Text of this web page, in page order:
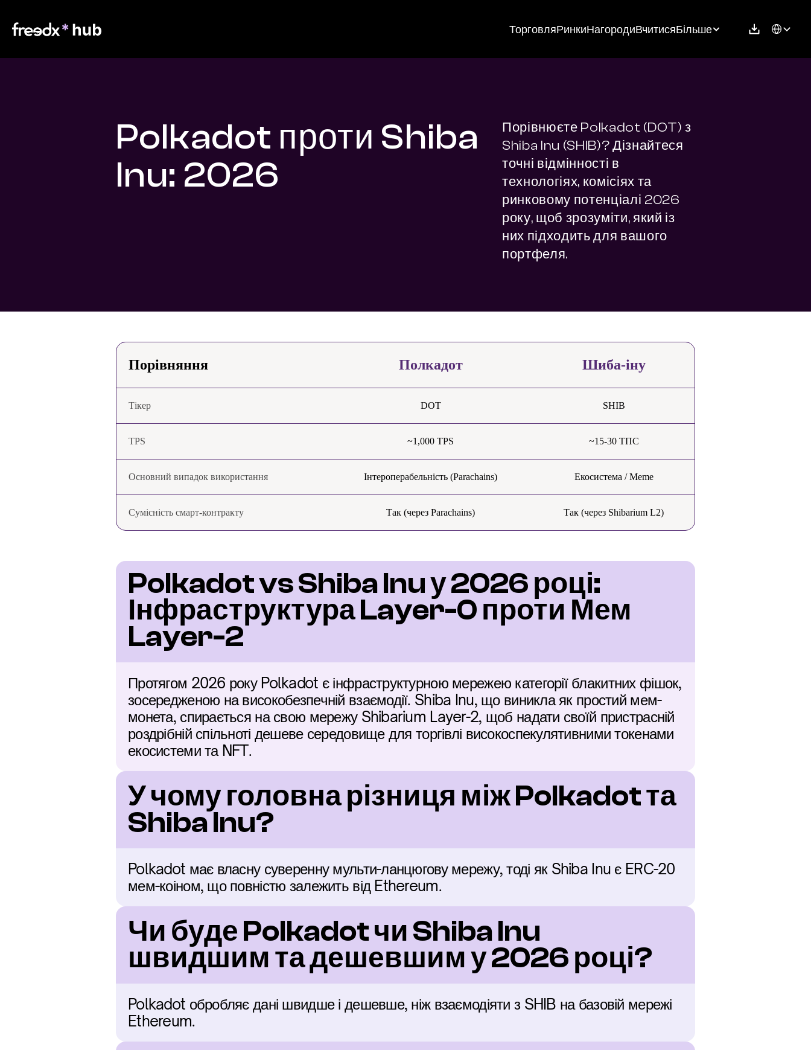
ТорговляРинкиНагородиВчитисяБільше Select
Polkadot проти Shiba
Inu: 2026
Порівнюєте Polkadot (DOT) з
Shiba Inu (SHIB)? Дізнайтеся
точні відмінності в
технологіях, комісіях та
ринковому потенціалі 2026
року, щоб зрозуміти, який із
них підходить для вашого
портфеля.
Порівняння Полкадот Шиба-іну
Тікер DOT SHIB
TPS ~1,000 TPS ~15-30 ТПС
Основний випадок використання Інтероперабельність (Parachains) Екосистема / Meme
Сумісність смарт-контракту Так (через Parachains) Так (через Shibarium L2)
Polkadot vs Shiba Inu у 2026 році:
Інфраструктура Layer-0 проти Мем
Layer-2
Протягом 2026 року Polkadot є інфраструктурною мережею категорії блакитних фішок,
зосередженою на високобезпечній взаємодії. Shiba Inu, що виникла як простий мем-
монета, спирається на свою мережу Shibarium Layer-2, щоб надати своїй пристрасній
роздрібній спільноті дешеве середовище для торгівлі високоспекулятивними токенами
екосистеми та NFT.
У чому головна різниця між Polkadot та
Shiba Inu?
Polkadot має власну суверенну мульти-ланцюгову мережу, тоді як Shiba Inu є ERC-20
мем-коіном, що повністю залежить від Ethereum.
Чи буде Polkadot чи Shiba Inu
швидшим та дешевшим у 2026 році?
Polkadot обробляє дані швидше і дешевше, ніж взаємодіяти з SHIB на базовій мережі
Ethereum.